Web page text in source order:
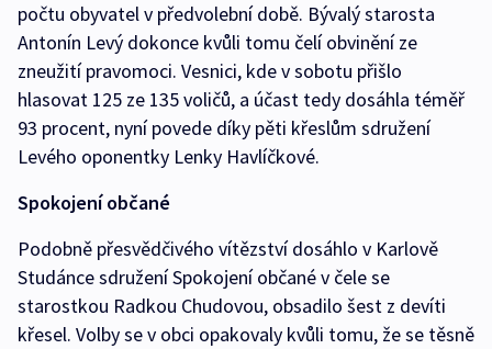
počtu obyvatel v předvolební době. Bývalý starosta
Antonín Levý dokonce kvůli tomu čelí obvinění ze
zneužití pravomoci. Vesnici, kde v sobotu přišlo
hlasovat 125 ze 135 voličů, a účast tedy dosáhla téměř
93 procent, nyní povede díky pěti křeslům sdružení
Levého oponentky Lenky Havlíčkové.
Spokojení občané
Podobně přesvědčivého vítězství dosáhlo v Karlově
Studánce sdružení Spokojení občané v čele se
starostkou Radkou Chudovou, obsadilo šest z devíti
křesel. Volby se v obci opakovaly kvůli tomu, že se těsně